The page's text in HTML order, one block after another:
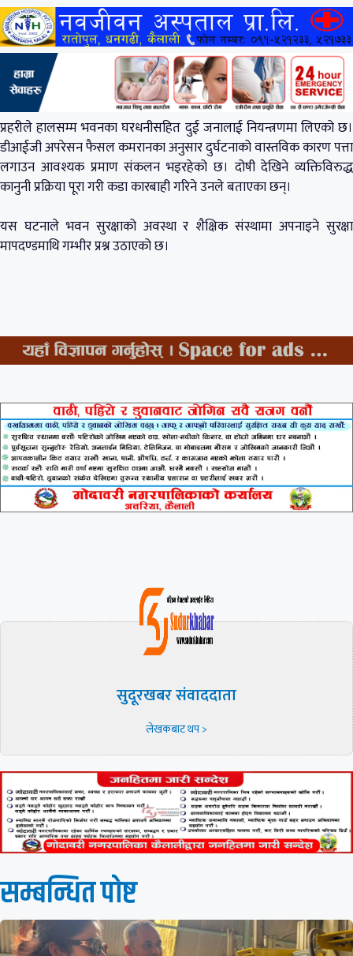
प्रहरीले हालसम्म भवनका घरधनीसहित दुई जनालाई नियन्त्रणमा लिएको छ।
डीआईजी अपरेसन फैसल कमरानका अनुसार दुर्घटनाको वास्तविक कारण पत्ता
लगाउन आवश्यक प्रमाण संकलन भइरहेको छ। दोषी देखिने व्यक्तिविरुद्ध
कानुनी प्रक्रिया पूरा गरी कडा कारबाही गरिने उनले बताएका छन्।
यस घटनाले भवन सुरक्षाको अवस्था र शैक्षिक संस्थामा अपनाइने सुरक्षा
मापदण्डमाथि गम्भीर प्रश्न उठाएको छ।
सुदूरखबर संवाददाता
लेखकबाट थप >
सम्बन्धित पाेष्ट